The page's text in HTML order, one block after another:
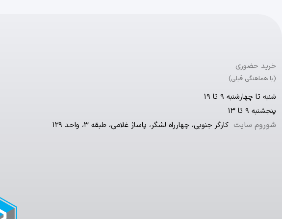
خرید حضوری
(با هماهنگی قبلی)
شنبه تا چهارشنبه ۹ تا ۱۹
پنجشنبه ۹ تا ۱۳
شوروم سایت کارگر جنوبی، چهارراه لشگر، پاساژ غلامی، طبقه ۳، واحد ۱۲۹